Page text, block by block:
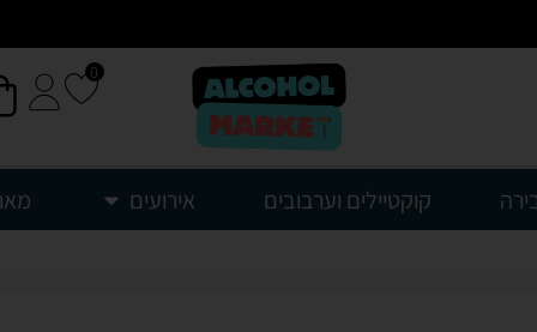
0
קוקטיילים וערבובים אירועים